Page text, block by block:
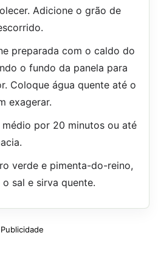
Adicione o grão de
preparada com o caldo do
o fundo da panela para
Coloque água quente até o
exagerar.
por 20 minutos ou até
verde e pimenta-do-reino,
o sal e sirva quente.
Publicidade